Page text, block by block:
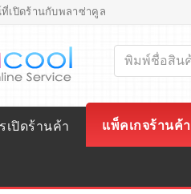
เปิดร้านกับพลาซ่าคูล
เปิดร้านค้า แพ็คเกจร้านค้า